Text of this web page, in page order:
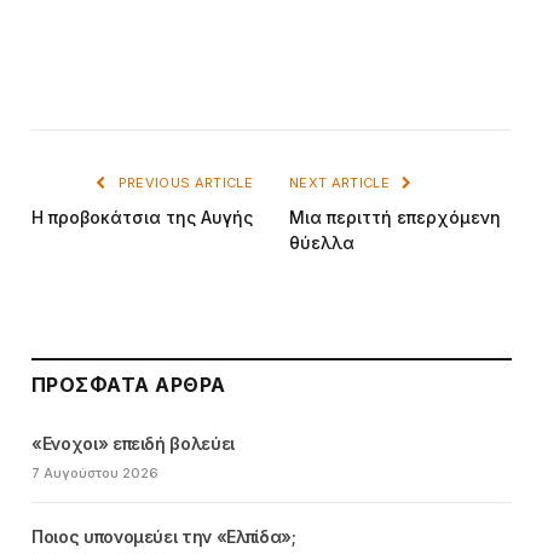
PREVIOUS ARTICLE
Η προβοκάτσια της Αυγής
NEXT ARTICLE
Μια περιττή επερχόμενη
θύελλα
ΠΡΌΣΦΑΤΑ ΆΡΘΡΑ
«Ενοχοι» επειδή βολεύει
7 Αυγούστου 2026
Ποιος υπονομεύει την «Ελπίδα»;